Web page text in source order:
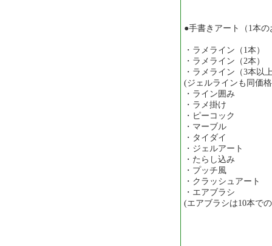
●手書きアート（1本
・ラメライン（1
・ラメライン（2
・ラメライン（3本
(ジェルラインも同価
・ライン囲
・ラメ掛け
・ピーコッ
・マーブル
・タイダイ
・ジェルアート
・たらし込み
・プッチ風 …
・クラッシュア
・エアブラシ …
(エアブラシは10本で